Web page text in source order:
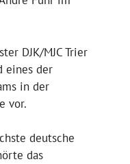
DJK/MJC Trier
eines der
in der
vor.
deutsche
das